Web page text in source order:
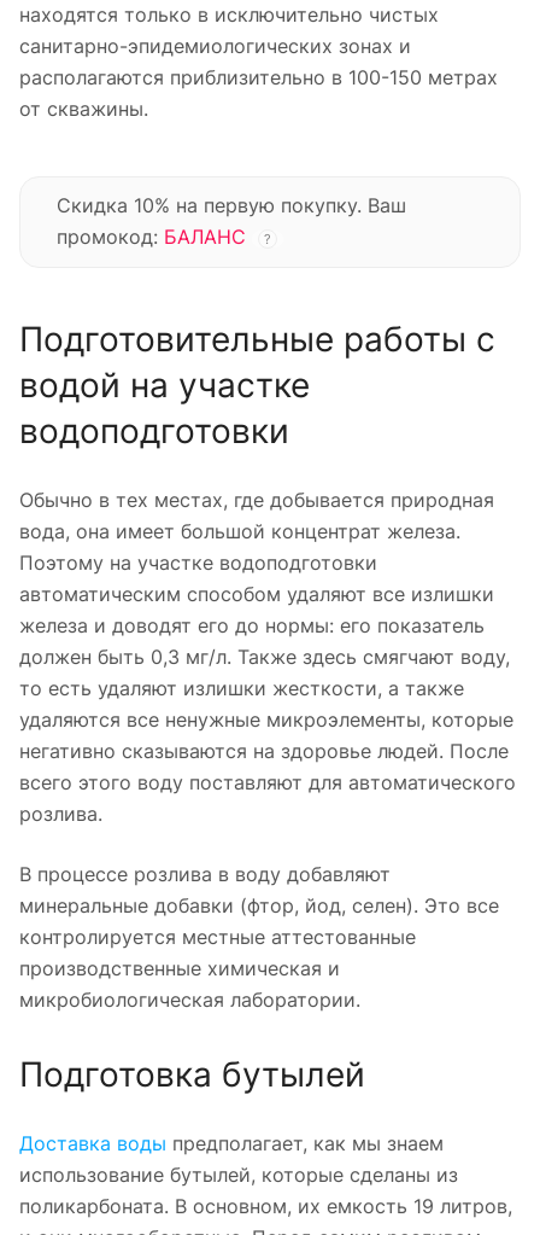
находятся только в исключительно чистых
санитарно-эпидемиологических зонах и
располагаются приблизительно в 100-150 метрах
от скважины.
Скидка 10% на первую покупку. Ваш
промокод: БАЛАНС ?
Подготовительные работы с
водой на участке
водоподготовки
Обычно в тех местах, где добывается природная
вода, она имеет большой концентрат железа.
Поэтому на участке водоподготовки
автоматическим способом удаляют все излишки
железа и доводят его до нормы: его показатель
должен быть 0,3 мг/л. Также здесь смягчают воду,
то есть удаляют излишки жесткости, а также
удаляются все ненужные микроэлементы, которые
негативно сказываются на здоровье людей. После
всего этого воду поставляют для автоматического
розлива.
В процессе розлива в воду добавляют
минеральные добавки (фтор, йод, селен). Это все
контролируется местные аттестованные
производственные химическая и
микробиологическая лаборатории.
Подготовка бутылей
Доставка воды предполагает, как мы знаем
использование бутылей, которые сделаны из
поликарбоната. В основном, их емкость 19 литров,